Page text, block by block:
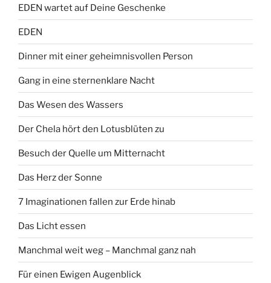
EDEN wartet auf Deine Geschenke
EDEN
Dinner mit einer geheimnisvollen Person
Gang in eine sternenklare Nacht
Das Wesen des Wassers
Der Chela hört den Lotusblüten zu
Besuch der Quelle um Mitternacht
Das Herz der Sonne
7 Imaginationen fallen zur Erde hinab
Das Licht essen
Manchmal weit weg – Manchmal ganz nah
Für einen Ewigen Augenblick